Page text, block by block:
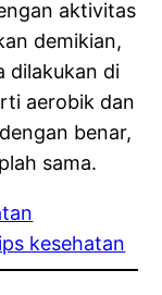
aktivitas
demikian,
dilakukan di
aerobik dan
benar,
sama.
kesehatan